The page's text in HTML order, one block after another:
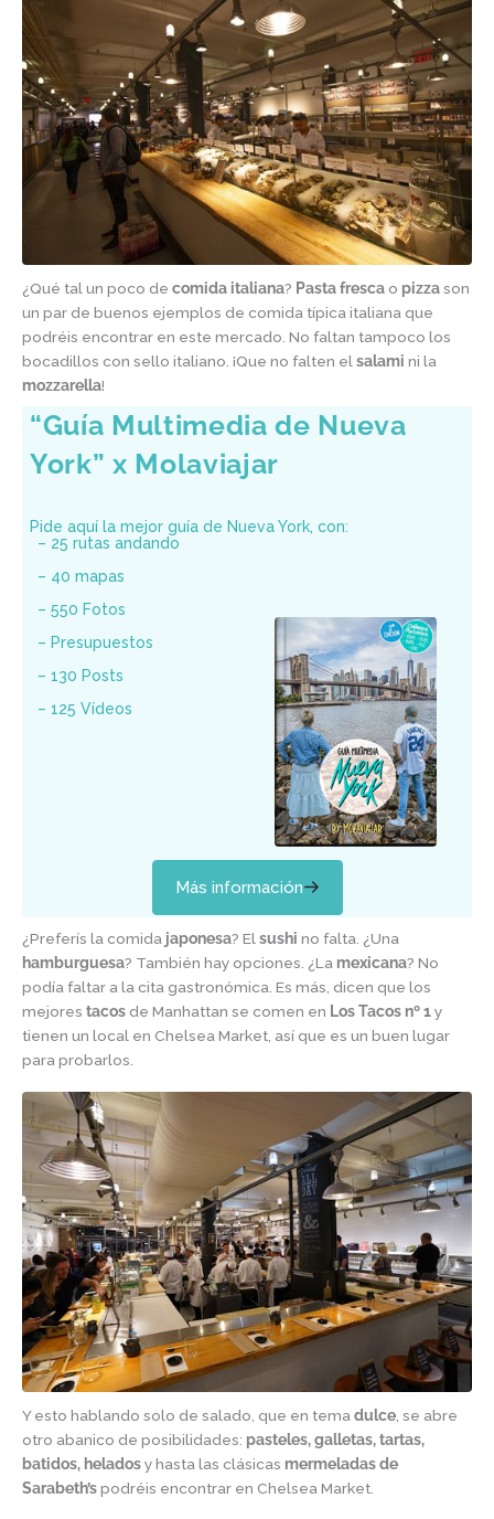
¿Qué tal un poco de comida italiana? Pasta fresca o pizzason
un par de buenos ejemplos de comida típica italiana que
podréis encontrar en este mercado. No faltan tampoco los
bocadillos con sello italiano. ¡Que no falten el salami ni la
mozzarella!
“Guía Multimedia de Nueva
York” x Molaviajar
Pide aquí la mejor guía de Nueva York, con:
– 25 rutas andando
– 40 mapas
– 550 Fotos
– Presupuestos
– 130 Posts
– 125 Vídeos
Más información
¿Preferís la comida japonesa? El sushi no falta. ¿Una
hamburguesa? También hay opciones. ¿La mexicana? No
podía faltar a la cita gastronómica. Es más, dicen que los
mejores tacos de Manhattan se comen en Los Tacos nº 1y
tienen un local en Chelsea Market, así que es un buen lugar
para probarlos.
Y esto hablando solo de salado, que en tema dulce , se abre
otro abanico de posibilidades: pasteles, galletas, tartas,
batidos, heladosy hasta las clásicas mermeladas de
Sarabeth’spodréis encontrar en Chelsea Market.